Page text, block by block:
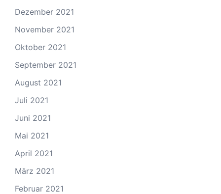
Dezember 2021
November 2021
Oktober 2021
September 2021
August 2021
Juli 2021
Juni 2021
Mai 2021
April 2021
März 2021
Februar 2021